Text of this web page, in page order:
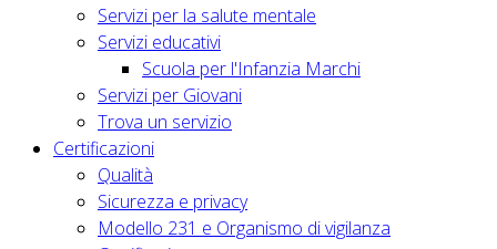
Servizi per la salute mentale
Servizi educativi
Scuola per l'Infanzia Marchi
Servizi per Giovani
Trova un servizio
Certificazioni
Qualità
Sicurezza e privacy
Modello 231 e Organismo di vigilanza